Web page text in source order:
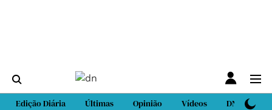
Edição Diária Últimas Opinião Vídeos DN Sport